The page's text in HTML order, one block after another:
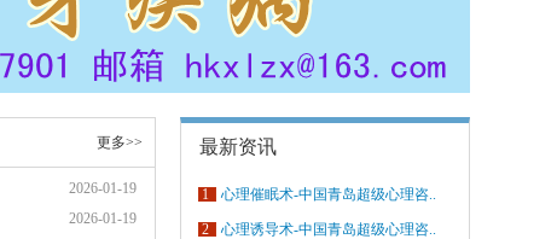
更多>>
2026-01-19
2026-01-19
最新资讯
1 心理催眠术-中国青岛超级心理咨..
2 心理诱导术-中国青岛超级心理咨..